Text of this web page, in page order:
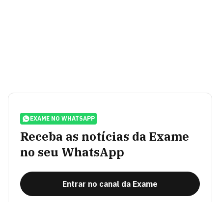
EXAME NO WHATSAPP
Receba as notícias da Exame
no seu WhatsApp
Entrar no canal da Exame